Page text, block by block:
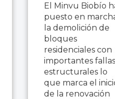
El Minvu Biobío
puesto en
la demolición de
bloques
residenciales con
importantes fallas
estructurales lo
que marca el
de la renovación